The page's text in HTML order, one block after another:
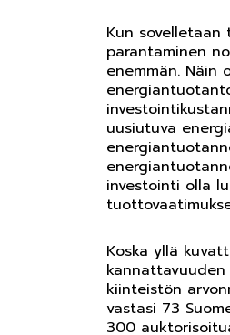
Kun
parantaminen
enemmän. Näin
uusiutuva
investointi olla
Koska yllä
kiinteistön
vastasi 73
300